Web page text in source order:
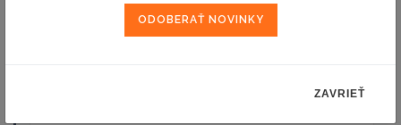
ZAVRIEŤ